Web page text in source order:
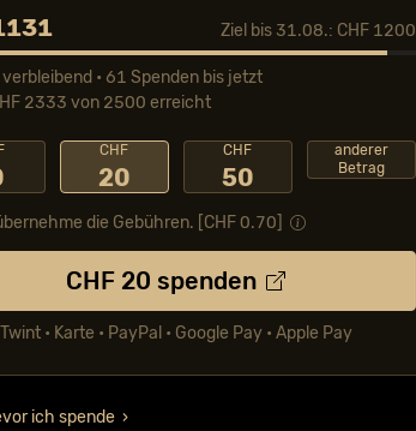
Ziel bis 31.08.: CHF 1200
• 61 Spenden bis jetzt
2333 von 2500 erreicht
CHF
20
CHF
50
anderer
Betrag
die Gebühren. [CHF0.70
CHF 20 spenden
Twint • Karte • PayPal • Google Pay • Apple Pay
ich spende